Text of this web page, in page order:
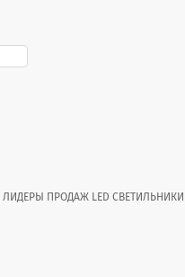
ЛИДЕРЫ ПРОДАЖ LED СВЕТИЛЬНИКИ